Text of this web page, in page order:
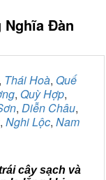
Nghĩa Đàn
, Thái Hoà, Quế
, Quỳ Hợp,
, Diễn Châu,
, Nghi Lộc, Nam
cây sạch và